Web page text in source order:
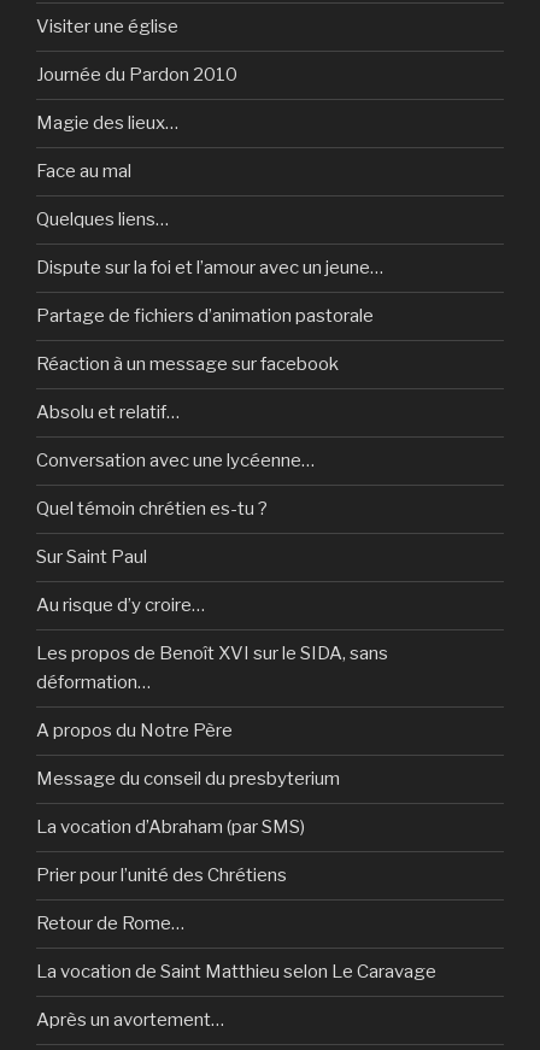
Visiter une église
Journée du Pardon 2010
Magie des lieux…
Face au mal
Quelques liens…
Dispute sur la foi et l’amour avec un jeune…
Partage de fichiers d’animation pastorale
Réaction à un message sur facebook
Absolu et relatif…
Conversation avec une lycéenne…
Quel témoin chrétien es-tu ?
Sur Saint Paul
Au risque d’y croire…
Les propos de Benoît XVI sur le SIDA, sans
déformation…
A propos du Notre Père
Message du conseil du presbyterium
La vocation d’Abraham (par SMS)
Prier pour l’unité des Chrétiens
Retour de Rome…
La vocation de Saint Matthieu selon Le Caravage
Après un avortement…